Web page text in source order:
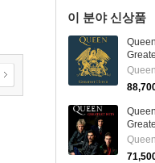
이 분야 신상품
Queen
Queen